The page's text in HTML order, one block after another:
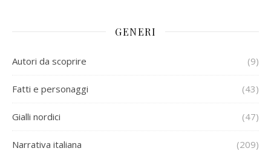
GENERI
Autori da scoprire (9)
Fatti e personaggi (43)
Gialli nordici (47)
Narrativa italiana (209)